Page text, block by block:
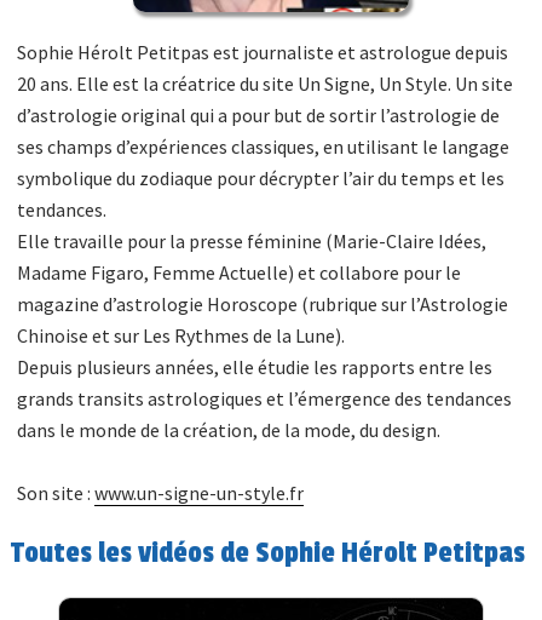
Sophie Hérolt Petitpas est journaliste et astrologue depuis
20 ans. Elle est la créatrice du site Un Signe, Un Style. Un site
d’astrologie original qui a pour but de sortir l’astrologie de
ses champs d’expériences classiques, en utilisant le langage
symbolique du zodiaque pour décrypter l’air du temps et les
tendances.
Elle travaille pour la presse féminine (Marie-Claire Idées,
Madame Figaro, Femme Actuelle) et collabore pour le
magazine d’astrologie Horoscope (rubrique sur l’Astrologie
Chinoise et sur Les Rythmes de la Lune).
Depuis plusieurs années, elle étudie les rapports entre les
grands transits astrologiques et l’émergence des tendances
dans le monde de la création, de la mode, du design.
Son site :www.un-signe-un-style.fr
Toutes les vidéos de Sophie Hérolt Petitpas